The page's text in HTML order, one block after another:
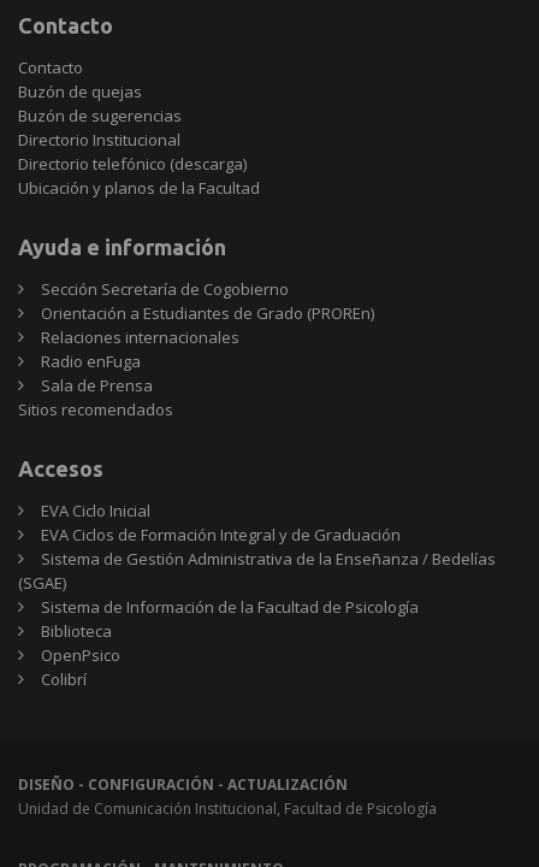
Contacto
Contacto
Buzón de quejas
Buzón de sugerencias
Directorio Institucional
Directorio telefónico (descarga)
Ubicación y planos de la Facultad
Ayuda e información
Sección Secretaría de Cogobierno
Orientación a Estudiantes de Grado (PROREn)
Relaciones internacionales
Radio enFuga
Sala de Prensa
Sitios
Sitios recomendados
Accesos
EVA Ciclo Inicial
EVA Ciclos de Formación Integral y de Graduación
Sistema de Gestión Administrativa de la Enseñanza / Bedelías
(SGAE)
Sistema de Información de la Facultad de Psicología
Biblioteca
OpenPsico
Colibrí
DISEÑO - CONFIGURACIÓN - ACTUALIZACIÓN
Unidad de Comunicación Institucional, Facultad de Psicología